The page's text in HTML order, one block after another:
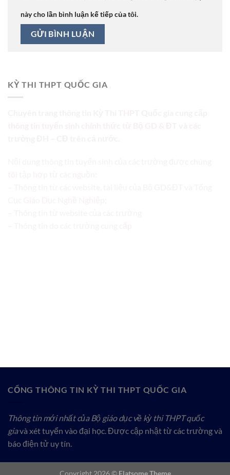
này cho lần bình luận kế tiếp của tôi.
KỲ THI THPT QUỐC GIA
CỔNG THÔNG TIN KỲ THI THPT QUỐC GIA
Thông tin mới nhất của Bộ giáo dục về kỳ thi THPT quốc
giavà xét tuyển vào đại học. Được cập nhật từ các trường và
báo điện tử uy tín.
Copyright 2026 © Flatsome Theme